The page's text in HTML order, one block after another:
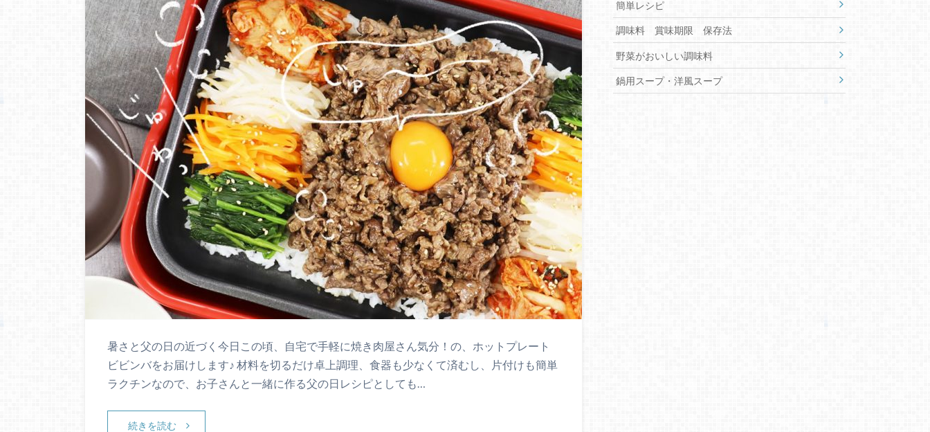
暑さと父の日の近づく今日この頃、自宅で手軽に焼き肉屋さん気分！の、ホットプレート
ビビンバをお届けします♪ 材料を切るだけ卓上調理、食器も少なくて済むし、片付けも簡単
ラクチンなので、お子さんと一緒に作る父の日レシピとしても…
続きを読む
簡単レシピ
調味料 賞味期限 保存法
野菜がおいしい調味料
鍋用スープ・洋風スープ